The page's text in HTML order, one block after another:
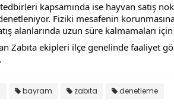
kapsamında ise hayvan satış
Fiziki mesafenin
alanlarında uzun süre kalmamaları için
Zabıta ekipleri ilçe genelinde faaliyet
bayram zabıta denetleme